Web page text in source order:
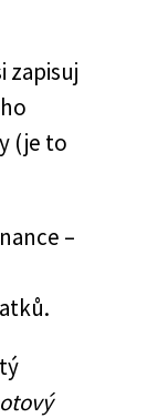
zapisuj
(je to
–